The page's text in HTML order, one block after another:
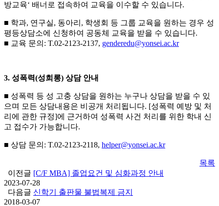
방교육‘ 배너로 접속하여 교육을 이수할 수 있습니다.
■ 학과, 연구실, 동아리, 학생회 등 그룹 교육을 원하는 경우 성
평등상담소에 신청하여 공동체 교육을 받을 수 있습니다.
■ 교육 문의: T.02-2123-2137, genderedu@yonsei.ac.kr
3. 성폭력(성희롱) 상담 안내
■ 성폭력 등 성 고충 상담을 원하는 누구나 상담을 받을 수 있
으며 모든 상담내용은 비공개 처리됩니다. [성폭력 예방 및 처
리에 관한 규정]에 근거하여 성폭력 사건 처리를 위한 학내 신
고 접수가 가능합니다.
■ 상담 문의: T.02-2123-2118, helper@yonsei.ac.kr
목록
이전글 [C/F MBA] 졸업요건 및 심화과정 안내
2023-07-28
다음글 신학기 출판물 불법복제 금지
2018-03-07